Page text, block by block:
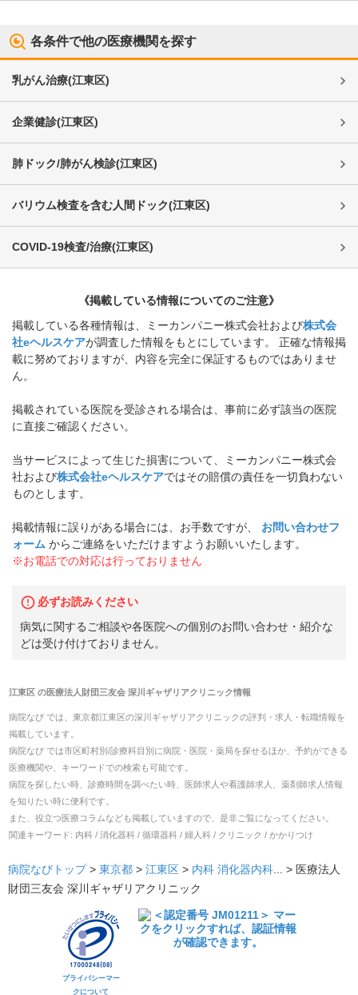
各条件で他の医療機関を探す
乳がん治療(江東区)
企業健診(江東区)
肺ドック/肺がん検診(江東区)
バリウム検査を含む人間ドック(江東区)
COVID-19検査/治療(江東区)
《掲載している情報についてのご注意》
掲載している各種情報は、ミーカンパニー株式会社および株式会
社eヘルスケアが調査した情報をもとにしています。 正確な情報掲
載に努めておりますが、内容を完全に保証するものではありませ
ん。
掲載されている医院を受診される場合は、事前に必ず該当の医院
に直接ご確認ください。
当サービスによって生じた損害について、ミーカンパニー株式会
社および株式会社eヘルスケアではその賠償の責任を一切負わない
ものとします。
掲載情報に誤りがある場合には、お手数ですが、
お問い合わせフ
ォーム からご連絡をいただけますようお願いいたします。
※お電話での対応は行っておりません
必ずお読みください
病気に関するご相談や各医院への個別のお問い合わせ・紹介な
どは受け付けておりません。
江東区の医療法人財団三友会 深川ギャザリアクリニック情報
病院なび では、 東京都江東区の深川ギャザリアクリニックの評判・求人・転職情報を
掲載しています。
病院なび では市区町村別/診療科目別に病院・医院・薬局を探せるほか、予約ができる
医療機関や、キーワードでの検索も可能です。
病院を探したい時、診療時間を調べたい時、医師求人や看護師求人、薬剤師求人情報
を知りたい時に便利です。
また、役立つ医療コラムなども掲載していますので、是非ご覧になってください。
関連キーワード: 内科 / 消化器科 / 循環器科 / 婦人科 / クリニック / かかりつけ
病院なびトップ > 東京都 > 江東区 > 内科 消化器内科... > 医療法人
財団三友会 深川ギャザリアクリニック
プライバシーマー
クについて